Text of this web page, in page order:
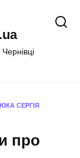
СЕРГІЯ
про